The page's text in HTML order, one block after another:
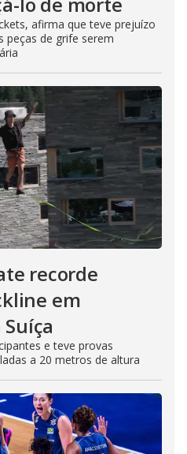
afirma que teve prejuízo
peças de grife serem
recorde
em
e teve provas
a 20 metros de altura